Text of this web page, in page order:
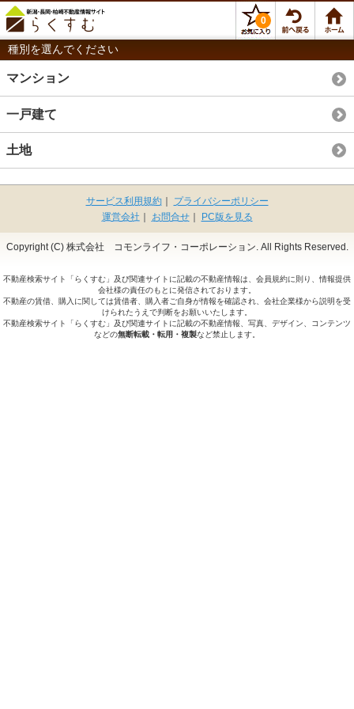
0
種別を選んでください
マンション
一戸建て
土地
サービス利用規約｜
プライバシーポリシー
運営会社
お問合せ｜ PC版を見る
Copyright (C) 株式会社 コモンライフ・コーポレーション. All Rights Reserved.
不動産検索サイト「らくすむ」及び関連サイトに記載の不動産情報は、会員規約に則り、情報提供
会社様の責任のもとに発信されております。
不動産の賃借、購入に関しては賃借者、購入者ご自身が情報を確認され、会社企業様から説明を受
けられたうえで判断をお願いいたします。
不動産検索サイト「らくすむ」及び関連サイトに記載の不動産情報、写真、デザイン、コンテンツ
などの無断転載・転用・複製など禁止します。